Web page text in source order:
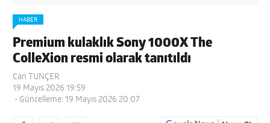
HABER
Premium kulaklık Sony 1000X The
ColleXion resmi olarak tanıtıldı
Can TUNÇER
19 Mayıs 2026 19:59
- Güncelleme: 19 Mayıs 2026 20:07